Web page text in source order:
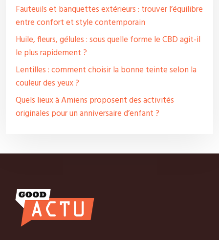
Fauteuils et banquettes extérieurs : trouver l’équilibre
entre confort et style contemporain
Huile, fleurs, gélules : sous quelle forme le CBD agit-il
le plus rapidement ?
Lentilles : comment choisir la bonne teinte selon la
couleur des yeux ?
Quels lieux à Amiens proposent des activités
originales pour un anniversaire d’enfant ?